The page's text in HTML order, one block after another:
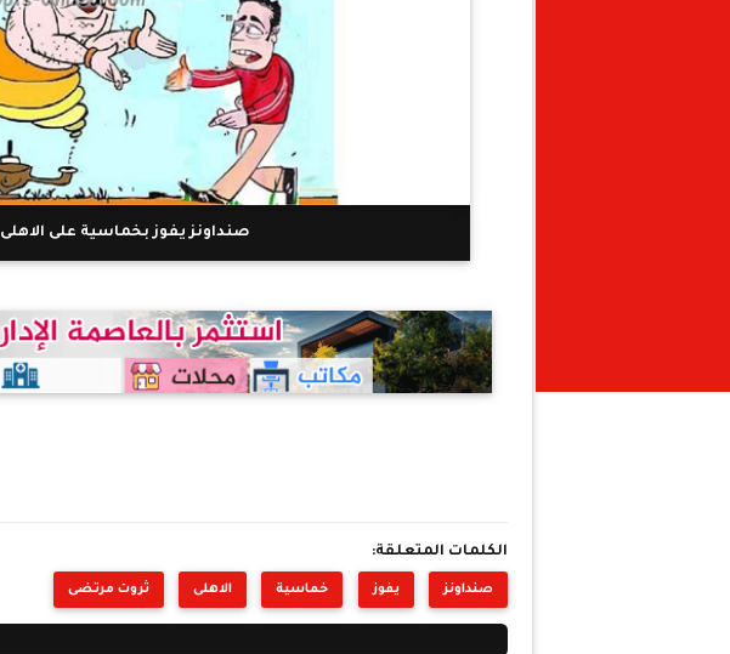
صنداونز يفوز بخماسية على الاهلى
الكلمات المتعلقة:
صنداونز يفوز خماسية الاهلى ثروت مرتضى